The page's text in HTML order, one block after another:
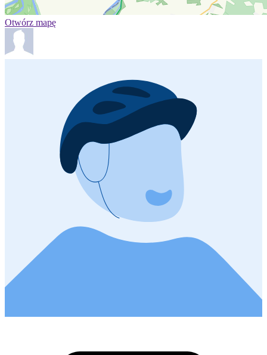
Otwórz mapę